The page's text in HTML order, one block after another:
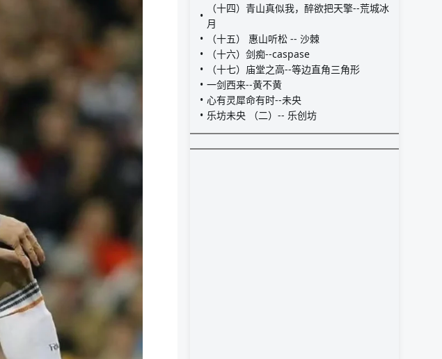
（十四）青山真似我，醉欲把天擎--荒城冰
月
（十五） 惠山听松 -- 沙棘
（十六）剑痴--caspase
（十七）庙堂之高--等边直角三角形
一剑西来--黄不黄
心有灵犀命有时--未央
乐坊未央 （二）-- 乐创坊